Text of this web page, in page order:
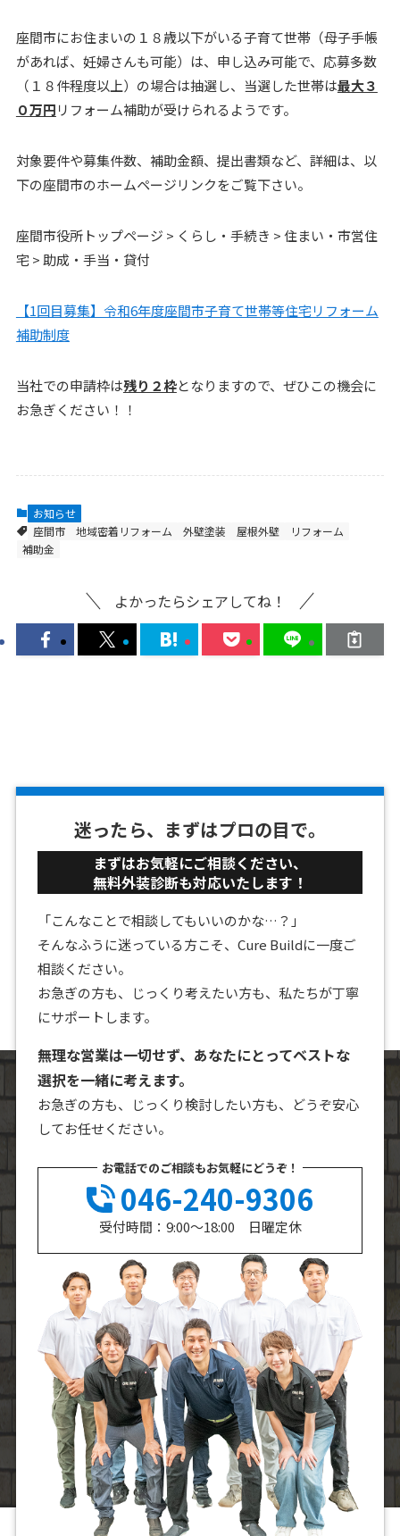
座間市にお住まいの１８歳以下がいる子育て世帯（母子手帳
があれば、妊婦さんも可能）は、申し込み可能で、応募多数
（１８件程度以上）の場合は抽選し、当選した世帯は最大３
０万円リフォーム補助が受けられるようです。
対象要件や募集件数、補助金額、提出書類など、詳細は、以
下の座間市のホームページリンクをご覧下さい。
座間市役所トップページ > くらし・手続き > 住まい・市営住
宅 > 助成・手当・貸付
【1回目募集】令和6年度座間市子育て世帯等住宅リフォーム
補助制度
当社での申請枠は残り２枠となりますので、ぜひこの機会に
お急ぎください！！
お知らせ
座間市
地域密着リフォーム 外壁塗装 屋根外壁
リフォーム
補助金
よかったらシェアしてね！
迷ったら、まずはプロの目で。
まずはお気軽にご相談ください、
無料外装診断も対応いたします！
「こんなことで相談してもいいのかな…？」
そんなふうに迷っている方こそ、Cure Buildに一度ご
相談ください。
お急ぎの方も、じっくり考えたい方も、私たちが丁寧
にサポートします。
無理な営業は一切せず、あなたにとってベストな
選択を一緒に考えます。
お急ぎの方も、じっくり検討したい方も、どうぞ安心
してお任せください。
お電話でのご相談もお気軽にどうぞ！
046-240-9306
受付時間：9:00～18:00 日曜定休